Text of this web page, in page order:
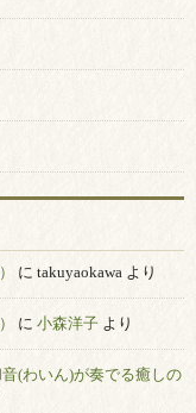
に takuyaokawa より
に 小森洋子 より
(わいん)が奏でる癒しの